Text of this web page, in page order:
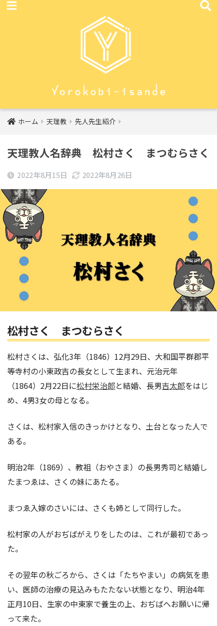
ホーム 天理教 先人先生紹介
天理教人名辞典 松村さく まつむらさく
2022年8月15日 2022年8月26日
松村さく まつむらさく
松村さくは、弘化3年（1846）12月29日、大和国平群郡平
等寺村の小東政吉の長女として生まれ、元治元年
（1864）2月22日に松村栄治郎と結婚、長男吉太郎をはじ
め、4男3女の母となる。
さくは、松村家入信のきっかけとなり、土台となった人で
ある。
明治2年（1869）、教祖（おやさま）の長男秀司と結婚し
たまつゑは、さくの妹にあたる。
まつゑ入嫁のさいには、さくも姉として同行した。
松村家の人がおぢばがえりをしたのは、これが最初であっ
た。
その翌年の秋ごろから、さくは「たちやまい」の病気を患
い、医師の治療の見込みもたたない状態となり、明治4年
正月10日、生家の中東家で養生の上、おぢばへお願いに帰
って来た。